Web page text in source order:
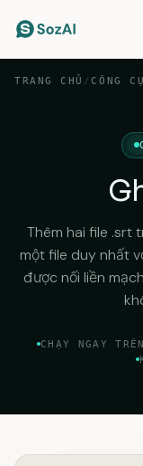
TRANG CHỦ / CÔNG CỤ
Thêm hai file .srt
một file duy nhất
được nối liền
CHẠY NGAY